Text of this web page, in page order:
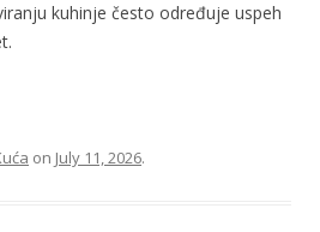
kuhinje često određuje uspeh
on July 11, 2026.